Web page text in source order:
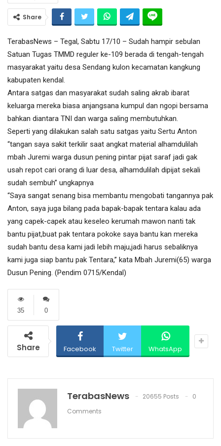
Share
TerabasNews – Tegal, Sabtu 17/10 – Sudah hampir sebulan
Satuan Tugas TMMD reguler ke-109 berada di tengah-tengah
masyarakat yaitu desa Sendang kulon kecamatan kangkung
kabupaten kendal.
Antara satgas dan masyarakat sudah saling akrab ibarat
keluarga mereka biasa anjangsana kumpul dan ngopi bersama
bahkan diantara TNI dan warga saling membutuhkan.
Seperti yang dilakukan salah satu satgas yaitu Sertu Anton
“tangan saya sakit terkilir saat angkat material alhamdulilah
mbah Juremi warga dusun pening pintar pijat saraf jadi gak
usah repot cari orang di luar desa, alhamdulilah dipijat sekali
sudah sembuh” ungkapnya
“Saya sangat senang bisa membantu mengobati tangannya pak
Anton, saya juga bilang pada bapak-bapak tentara kalau ada
yang capek-capek atau keseleo kerumah mawon nanti tak
bantu pijat,buat pak tentara pokoke saya bantu kan mereka
sudah bantu desa kami jadi lebih maju,jadi harus sebaliknya
kami juga siap bantu pak Tentara,’’ kata Mbah Juremi(65) warga
Dusun Pening. (Pendim 0715/Kendal)
0
35
Share Facebook Twitter WhatsApp
TerabasNews 20655 Posts
0
Comments